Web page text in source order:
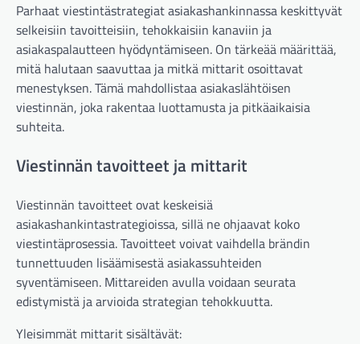
Parhaat viestintästrategiat asiakashankinnassa keskittyvät
selkeisiin tavoitteisiin, tehokkaisiin kanaviin ja
asiakaspalautteen hyödyntämiseen. On tärkeää määrittää,
mitä halutaan saavuttaa ja mitkä mittarit osoittavat
menestyksen. Tämä mahdollistaa asiakaslähtöisen
viestinnän, joka rakentaa luottamusta ja pitkäaikaisia
suhteita.
Viestinnän tavoitteet ja mittarit
Viestinnän tavoitteet ovat keskeisiä
asiakashankintastrategioissa, sillä ne ohjaavat koko
viestintäprosessia. Tavoitteet voivat vaihdella brändin
tunnettuuden lisäämisestä asiakassuhteiden
syventämiseen. Mittareiden avulla voidaan seurata
edistymistä ja arvioida strategian tehokkuutta.
Yleisimmät mittarit sisältävät: